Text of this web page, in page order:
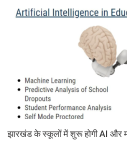
झारखंड के स्कूलों में शुरू होगी AI और